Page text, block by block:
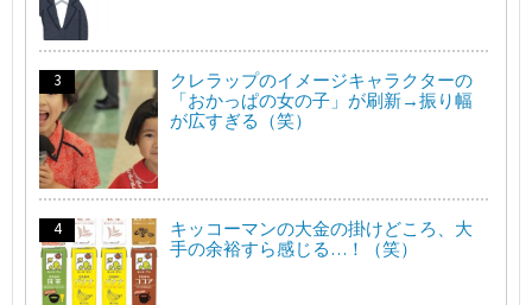
クレラップのイメージキャラクターの
「おかっぱの女の子」が刷新→振り幅
が広すぎる（笑）
キッコーマンの大金の掛けどころ、大
手の余裕すら感じる…！（笑）